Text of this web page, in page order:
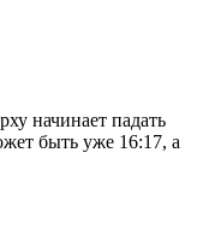
начинает падать
быть уже 16:17, а